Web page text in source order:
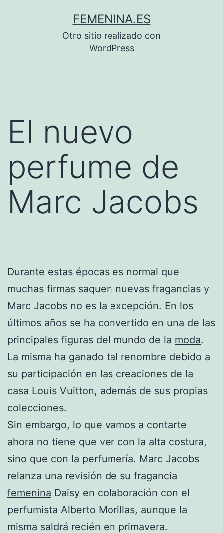
FEMENINA.ES
Otro sitio realizado con
WordPress
El nuevo
perfume de
Marc Jacobs
Durante estas épocas es normal que
muchas firmas saquen nuevas fragancias y
Marc Jacobs no es la excepción. En los
últimos años se ha convertido en una de las
principales figuras del mundo de la moda.
La misma ha ganado tal renombre debido a
su participación en las creaciones de la
casa Louis Vuitton, además de sus propias
colecciones.
Sin embargo, lo que vamos a contarte
ahora no tiene que ver con la alta costura,
sino que con la perfumería. Marc Jacobs
relanza una revisión de su fragancia
femenina Daisy en colaboración con el
perfumista Alberto Morillas, aunque la
misma saldrá recién en primavera.